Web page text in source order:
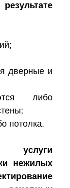
дверные и
либо
потолка.
услуги
нежилых